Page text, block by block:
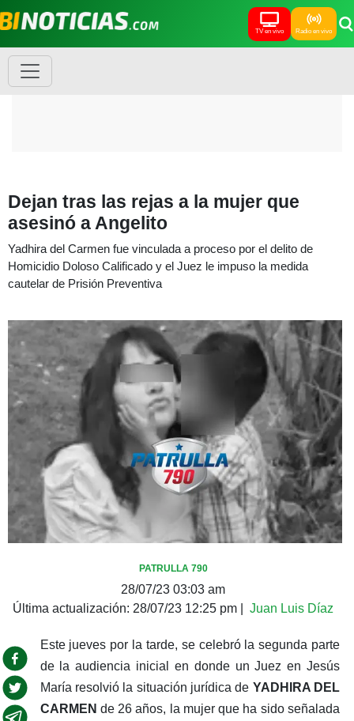
TV en vivo Radio en vivo
Dejan tras las rejas a la mujer que
asesinó a Angelito
Yadhira del Carmen fue vinculada a proceso por el delito de
Homicidio Doloso Calificado y el Juez le impuso la medida
cautelar de Prisión Preventiva
PATRULLA 790
28/07/23 03:03 am
Última actualización: 28/07/23 12:25 pm Juan Luis Díaz
Este jueves por la tarde, se celebró la segunda parte
de la audiencia inicial en donde un Juez en Jesús
María resolvió la situación jurídica de YADHIRA DEL
CARMEN de 26 años, la mujer que ha sido señalada